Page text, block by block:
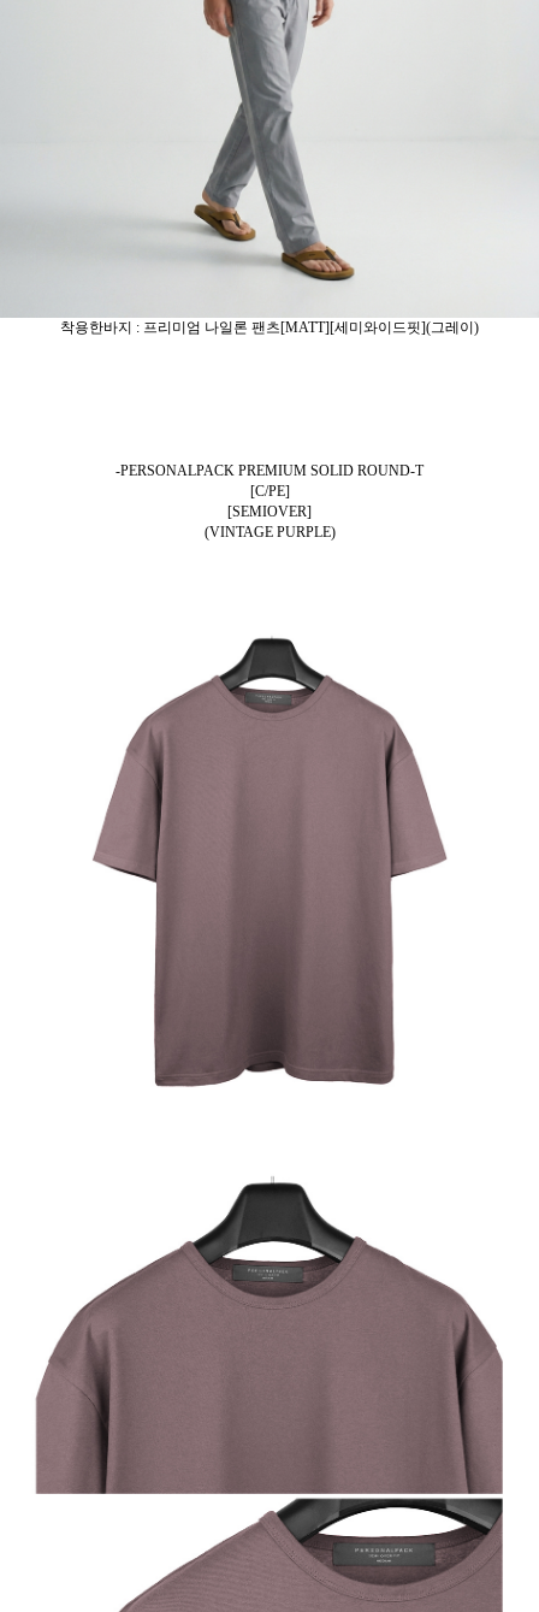
착용한바지 : 프리미엄 나일론 팬츠[MATT][세미와이드핏](그레이)
-PERSONALPACK PREMIUM SOLID ROUND-T
[C/PE]
[SEMIOVER]
(VINTAGE PURPLE)